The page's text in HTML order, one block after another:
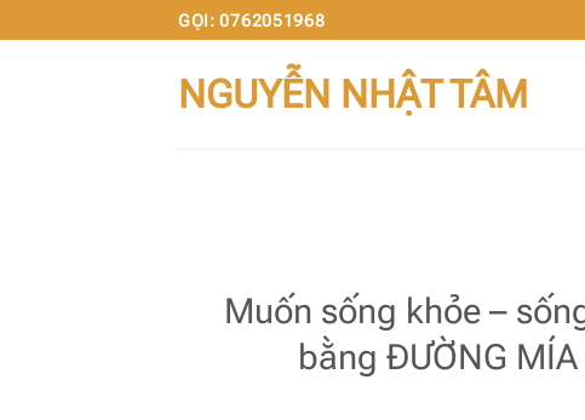
GỌI: 0762051968
NGUYỄN NHẬT TÂM
Muốn sống khỏe –
bằng ĐƯỜNG